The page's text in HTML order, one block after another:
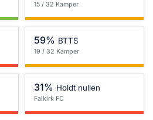
15 / 32 Kamper
59% BTTS
19 / 32 Kamper
31% Holdt nullen
Falkirk FC